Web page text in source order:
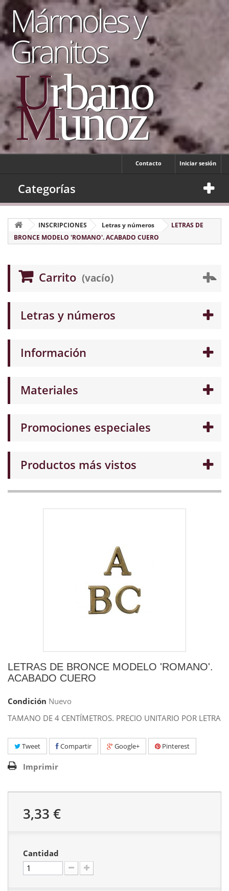
Mármoles y
Granitos
Urbano
Muñoz
Iniciar sesión
Contacto
Categorías
INSCRIPCIONES Letras y números
LETRAS DE
BRONCE MODELO 'ROMANO'. ACABADO CUERO
Carrito (vacío)
Letras y números
Información
Materiales
Promociones especiales
Productos más vistos
LETRAS DE BRONCE MODELO 'ROMANO'.
ACABADO CUERO
Condición Nuevo
TAMANO DE 4 CENTÍMETROS. PRECIO UNITARIO POR LETRA
Tweet Compartir Google+ Pinterest
Imprimir
3,33 €
Cantidad